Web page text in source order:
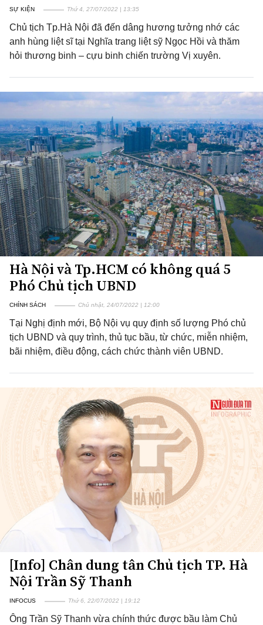
SỰ KIỆN Thứ 4, 27/07/2022 | 13:35
Chủ tịch Tp.Hà Nội đã đến dâng hương tưởng nhớ các
anh hùng liệt sĩ tại Nghĩa trang liệt sỹ Ngọc Hồi và thăm
hỏi thương binh – cựu binh chiến trường Vị xuyên.
Hà Nội và Tp.HCM có không quá 5
Phó Chủ tịch UBND
CHÍNH SÁCH Chủ nhật, 24/07/2022 | 12:00
Tại Nghị định mới, Bộ Nội vụ quy định số lượng Phó chủ
tịch UBND và quy trình, thủ tục bầu, từ chức, miễn nhiệm,
bãi nhiệm, điều động, cách chức thành viên UBND.
[Info] Chân dung tân Chủ tịch TP. Hà
Nội Trần Sỹ Thanh
INFOCUS Thứ 6, 22/07/2022 | 19:12
Ông Trần Sỹ Thanh vừa chính thức được bầu làm Chủ